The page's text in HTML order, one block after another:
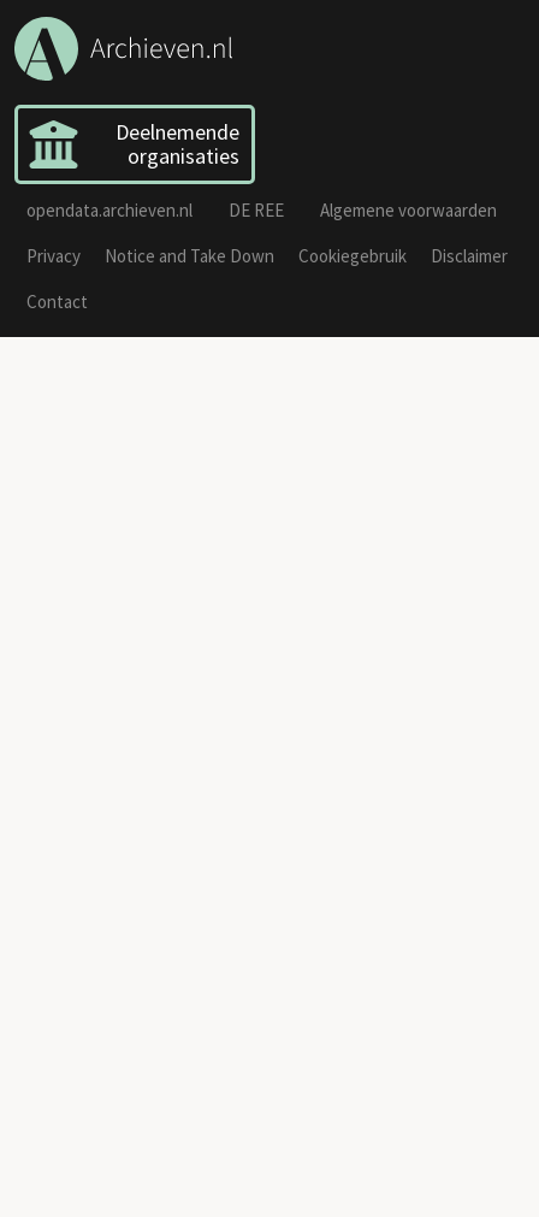
Deelnemende
organisaties
opendata.archieven.nl DE REE
Algemene voorwaarden
Privacy
Notice and Take Down Cookiegebruik
Disclaimer
Contact